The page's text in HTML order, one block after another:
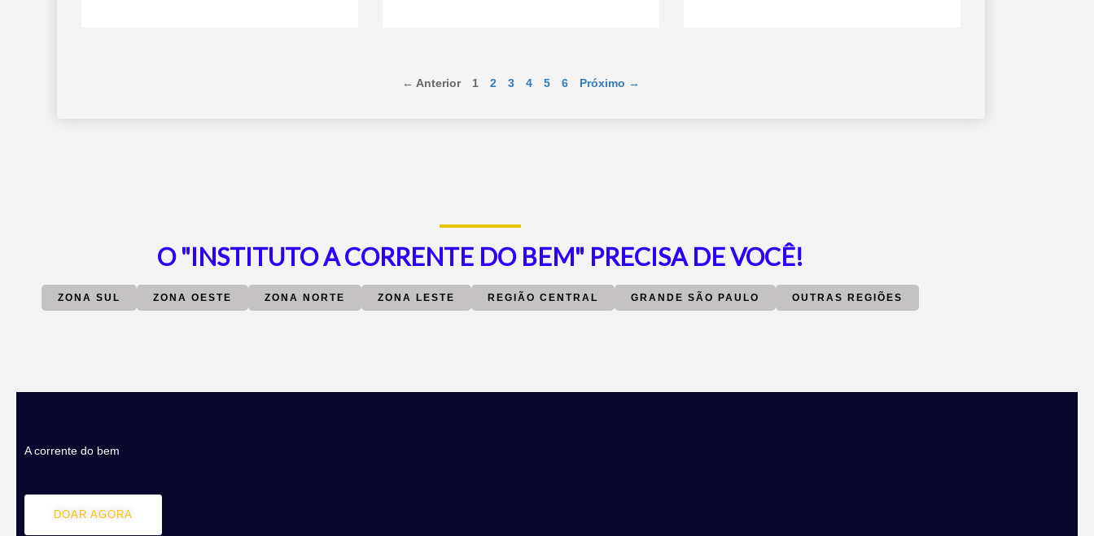
← Anterior 1 2 3 4 5 6 Próximo →
O "INSTITUTO A CORRENTE DO BEM" PRECISA DE VOCÊ!
ZONA SUL ZONA OESTE ZONA NORTE ZONA LESTE REGIÃO CENTRAL GRANDE SÃO PAULO OUTRAS REGIÕES
A corrente do bem
DOAR AGORA